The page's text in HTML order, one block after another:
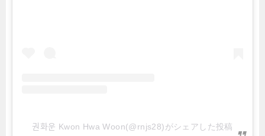
권화운 Kwon Hwa Woon(@rnjs28)がシェアした投稿